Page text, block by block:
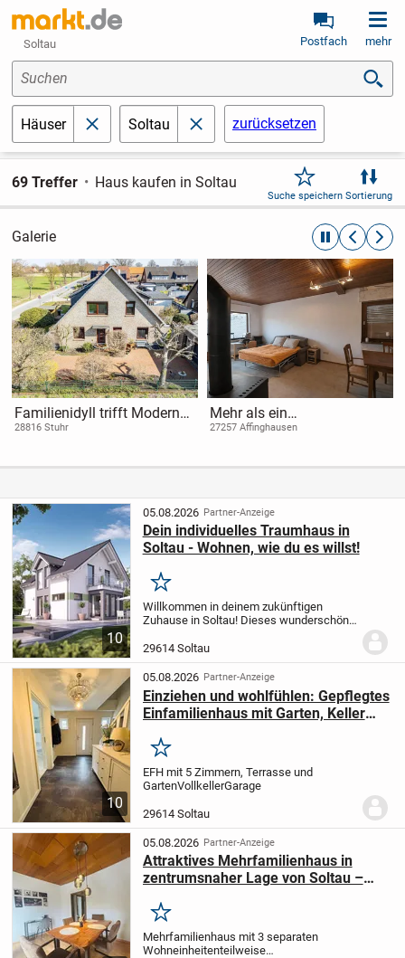
Soltau Postfach mehr
Suchen
Häuser schließen
Soltau schließenzurücksetzen
69 Treffer Haus kaufen in Soltau
Suche speichern Sortierung
Galerie automatische
Familienidyll trifft Moderne
– Doppelhaushälfte mit
28816 Stuhr
Mehr als ein
Einfamilienhaus -
erwarten Sie hier
27257 Affinghausen
10
05.08.2026 Partner-Anzeige
Dein individuelles Traumhaus in
Soltau - Wohnen, wie du es willst!
Merken
Willkommen in deinem zukünftigen
Zuhause in Soltau! Dieses wunderschöne
Wünschen und Vorstellungen projektiert
und bietet dir mit 124 m² Wohnfläche und
5 Zimmern...
29614 Soltau
10
05.08.2026 Partner-Anzeige
Einziehen und wohlfühlen: Gepflegtes
Einfamilienhaus mit Garten, Keller
Merken
EFH mit 5 Zimmern, Terrasse und
GartenVollkellerGarage
29614 Soltau
05.08.2026 Partner-Anzeige
Attraktives Mehrfamilienhaus in
zentrumsnaher Lage von Soltau –
Merken
Mehrfamilienhaus mit 3 separaten
Wohneinheitenteilweise